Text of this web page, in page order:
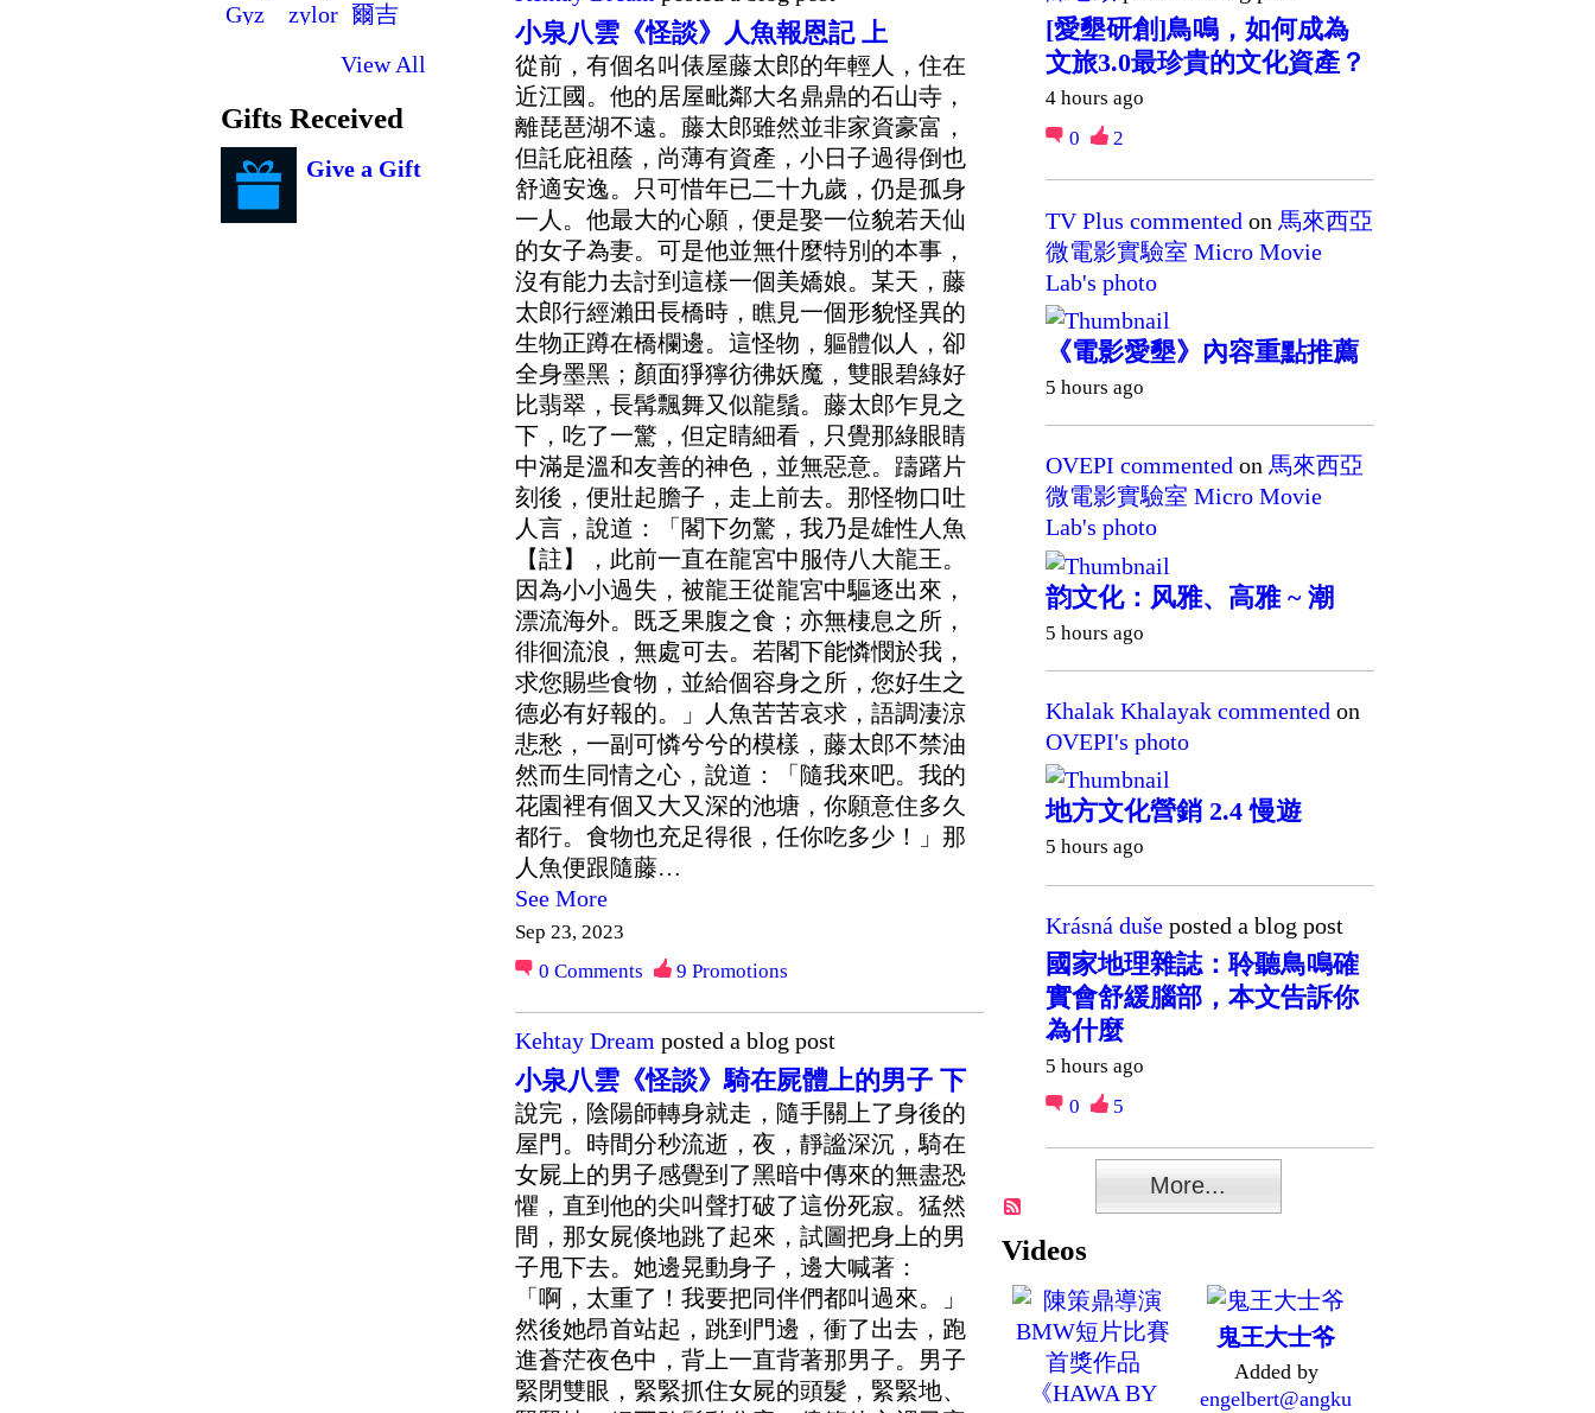
View All
Gifts Received
Give a Gift
小泉八雲《怪談》人魚報恩記 上
從前，有個名叫俵屋藤太郎的年輕人，住在
近江國。他的居屋毗鄰大名鼎鼎的石山寺，
離琵琶湖不遠。藤太郎雖然並非家資豪富，
但託庇祖蔭，尚薄有資產，小日子過得倒也
舒適安逸。只可惜年已二十九歲，仍是孤身
一人。他最大的心願，便是娶一位貌若天仙
的女子為妻。可是他並無什麼特別的本事，
沒有能力去討到這樣一個美嬌娘。某天，藤
太郎行經瀨田長橋時，瞧見一個形貌怪異的
生物正蹲在橋欄邊。這怪物，軀體似人，卻
全身墨黑；顏面猙獰彷彿妖魔，雙眼碧綠好
比翡翠，長髯飄舞又似龍鬚。藤太郎乍見之
下，吃了一驚，但定睛細看，只覺那綠眼睛
中滿是溫和友善的神色，並無惡意。躊躇片
刻後，便壯起膽子，走上前去。那怪物口吐
人言，說道：「閣下勿驚，我乃是雄性人魚
【註】，此前一直在龍宮中服侍八大龍王。
因為小小過失，被龍王從龍宮中驅逐出來，
漂流海外。既乏果腹之食；亦無棲息之所，
徘徊流浪，無處可去。若閣下能憐憫於我，
求您賜些食物，並給個容身之所，您好生之
德必有好報的。」人魚苦苦哀求，語調淒涼
悲愁，一副可憐兮兮的模樣，藤太郎不禁油
然而生同情之心，說道：「隨我來吧。我的
花園裡有個又大又深的池塘，你願意住多久
都行。食物也充足得很，任你吃多少！」那
人魚便跟隨藤…
See More
Sep 23, 2023
0 Comments 9 Promotions
Kehtay Dream posted a blog post
小泉八雲《怪談》騎在屍體上的男子 下
說完，陰陽師轉身就走，隨手關上了身後的
屋門。時間分秒流逝，夜，靜謐深沉，騎在
女屍上的男子感覺到了黑暗中傳來的無盡恐
懼，直到他的尖叫聲打破了這份死寂。猛然
間，那女屍倏地跳了起來，試圖把身上的男
子甩下去。她邊晃動身子，邊大喊著：
「啊，太重了！我要把同伴們都叫過來。」
然後她昂首站起，跳到門邊，衝了出去，跑
進蒼茫夜色中，背上一直背著那男子。男子
緊閉雙眼，緊緊抓住女屍的頭髮，緊緊地、
[愛墾研創]鳥鳴，如何成為
文旅3.0最珍貴的文化資產？
4 hours ago
0
2
TV Plus commented on 馬來西亞
微電影實驗室 Micro Movie
Lab's photo
《電影愛墾》內容重點推薦
5 hours ago
OVEPI commented on 馬來西亞
微電影實驗室 Micro Movie
Lab's photo
韵文化：风雅、高雅 ~ 潮
5 hours ago
Khalak Khalayak commented on
OVEPI's photo
地方文化營銷 2.4 慢遊
5 hours ago
Krásná duše posted a blog post
國家地理雜誌：聆聽鳥鳴確
實會舒緩腦部，本文告訴你
為什麼
5 hours ago
0
5
More...
Videos
鬼王大士爷
Added by
engelbert@angku